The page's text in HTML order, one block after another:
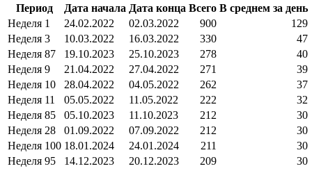
Период Дата начала Дата конца Всего В среднем за день
Неделя 1
24.02.2022 02.03.2022 900
129
Неделя 3
10.03.2022 16.03.2022 330
47
Неделя 87
19.10.2023 25.10.2023 278
40
Неделя 9
21.04.2022 27.04.2022 271
39
Неделя 10
28.04.2022 04.05.2022 262
37
Неделя 11
05.05.2022 11.05.2022 222
32
Неделя 85
05.10.2023 11.10.2023 212
30
Неделя 28
01.09.2022 07.09.2022 212
30
Неделя 100 18.01.2024 24.01.2024 211
30
Неделя 95
14.12.2023 20.12.2023 209 30